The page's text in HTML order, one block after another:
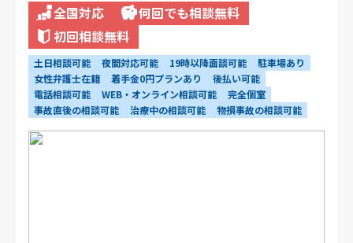
全国対応
何回でも相談無料
初回相談無料
土日相談可能 夜間対応可能 19時以降面談可能
駐車場あり
女性弁護士在籍
着手金0円プランあり
後払い可能
電話相談可能
WEB・オンライン相談可能
完全個室
事故直後の相談可能
治療中の相談可能 物損事故の相談可能